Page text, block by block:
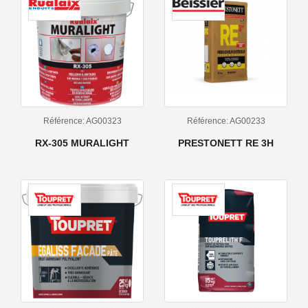
Référence: AG00323
RX-305 MURALIGHT
Référence: AG00233
PRESTONETT RE 3H